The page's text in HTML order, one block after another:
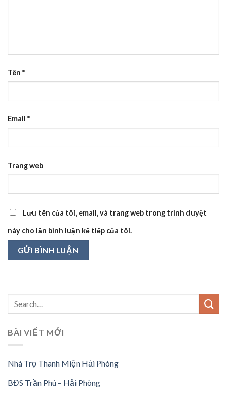
Tên *
Email *
Trang web
Lưu tên của tôi, email, và trang web trong trình duyệt
này cho lần bình luận kế tiếp của tôi.
BÀI VIẾT MỚI
Nhà Trọ Thanh Miện Hải Phòng
BĐS Trần Phú – Hải Phòng